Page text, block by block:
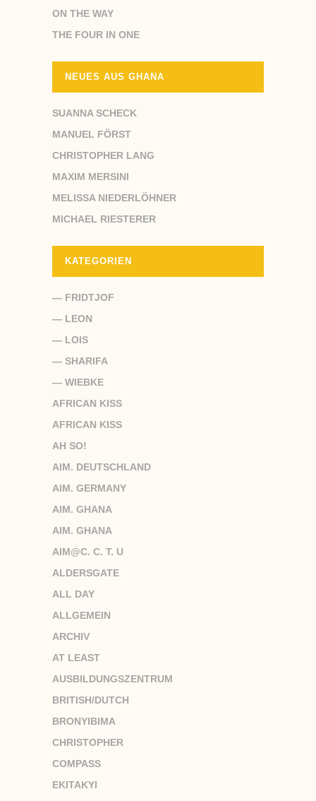
ON THE WAY
THE FOUR IN ONE
NEUES AUS GHANA
SUANNA SCHECK
MANUEL FÖRST
CHRISTOPHER LANG
MAXIM MERSINI
MELISSA NIEDERLÖHNER
MICHAEL RIESTERER
KATEGORIEN
— FRIDTJOF
— LEON
— LOIS
— SHARIFA
— WIEBKE
AFRICAN KISS
AFRICAN KISS
AH SO!
AIM. DEUTSCHLAND
AIM. GERMANY
AIM. GHANA
AIM. GHANA
AIM@C. C. T. U
ALDERSGATE
ALL DAY
ALLGEMEIN
ARCHIV
AT LEAST
AUSBILDUNGSZENTRUM
BRITISH/DUTCH
BRONYIBIMA
CHRISTOPHER
COMPASS
EKITAKYI